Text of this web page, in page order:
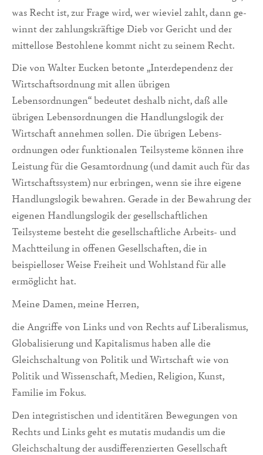
was Recht ist, zur Frage wird, wer wieviel zahlt, dann ge­
winnt der zah­lungskräf­tige Dieb vor Gericht und der
mittellose Bestohlene kommt nicht zu seinem Recht.
Die von Walter Eucken betonte „Interdependenz der
Wirtschaftsordnung mit allen übri­gen
Lebensordnungen“ bedeutet deshalb nicht, daß alle
übrigen Le­bensordnun­gen die Handlungslogik der
Wirtschaft annehmen sollen. Die übrigen Le­bens­
ordnungen oder funktionalen Teilsysteme können ihre
Leistung für die Gesamtordnung (und damit auch für das
Wirtschaftssystem) nur erbringen, wenn sie ihre ei­gene
Handlungslogik bewahren. Ge­rade in der Bewahrung der
eigenen Handlungslogik der gesellschaftlichen
Teilsysteme besteht die gesellschaftliche Arbeits- und
Machttei­lung in offenen Gesellschaften, die in
beispielloser Weise Freiheit und Wohlstand für alle
ermög­licht hat.
Meine Damen, meine Herren,
die Angriffe von Links und von Rechts auf Liberalismus,
Globalisierung und Kapitalismus haben alle die
Gleichschaltung von Politik und Wirtschaft wie von
Politik und Wissenschaft, Me­dien, Religion, Kunst,
Familie im Fokus.
Den integristi­schen und identitären Bewegungen von
Rechts und Links geht es mutatis mudandis um die
Gleichschaltung der ausdifferenzierten Gesellschaft